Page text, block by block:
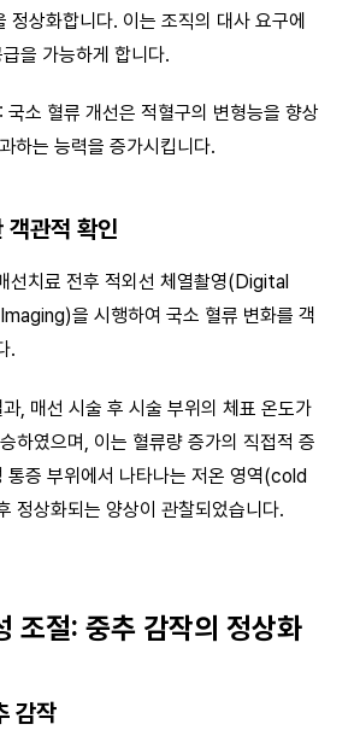
정상화합니다. 이는 조직의 대사 요구에
을 가능하게 합니다.
: 국소 혈류 개선은 적혈구의 변형능을 향상
하는 능력을 증가시킵니다.
객관적 확인
선치료 전후 적외선 체열촬영(Digital
을 시행하여 국소 혈류 변화를 객
.
, 매선 시술 후 시술 부위의 체표 온도가
하였으며, 이는 혈류량 증가의 직접적 증
통증 부위에서 나타나는 저온 영역(cold
정상화되는 양상이 관찰되었습니다.
조절: 중추 감작의 정상화
감작